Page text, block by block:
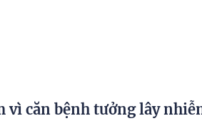
vì căn bệnh tưởng lây